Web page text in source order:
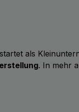
als
. In mehr